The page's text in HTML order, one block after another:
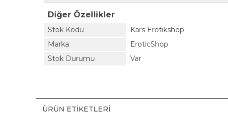
Diğer Özellikler
Stok Kodu
Kars Erotikshop
Marka
EroticShop
Stok Durumu
Var
ÜRÜN ETIKETLERI